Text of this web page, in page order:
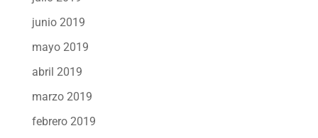
junio 2019
mayo 2019
abril 2019
marzo 2019
febrero 2019